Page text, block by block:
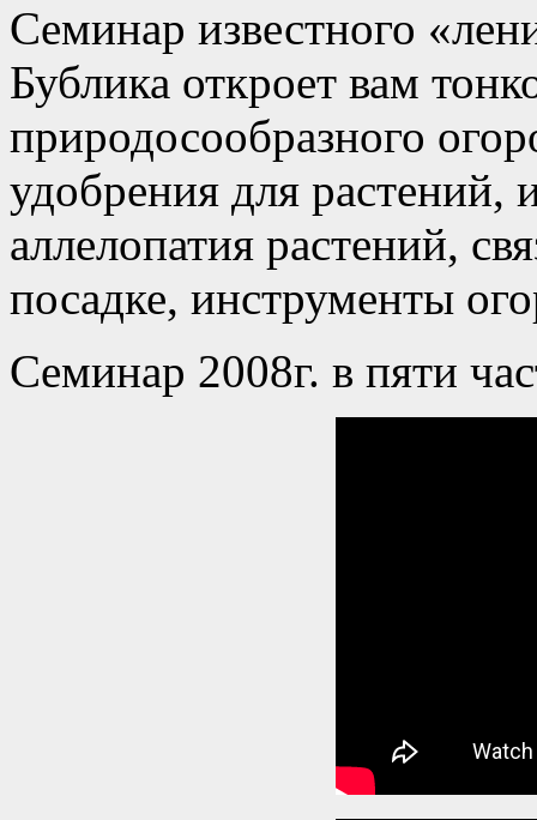
Семинар известного
Бублика откроет вам
природосообразного
удобрения для растений,
аллелопатия растений,
посадке, инструменты
Семинар 2008г. в пяти